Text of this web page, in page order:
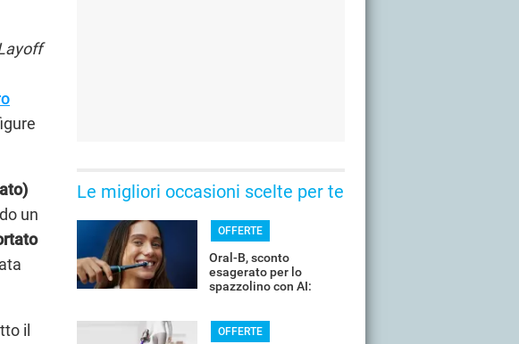
un
il
Le migliori occasioni scelte per te
OFFERTE
Oral-B, sconto
esagerato per lo
spazzolino con AI:
OFFERTE